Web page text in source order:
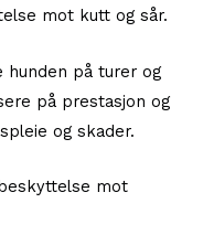
mot kutt og sår.
hunden på turer og
på prestasjon og
og skader.
mot